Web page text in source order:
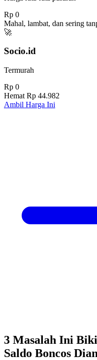
Rp 0
Mahal, lambat, dan sering
🚀
Socio.id
Termurah
Rp 0
Hemat Rp 44.982
Ambil Harga Ini
3 Masalah Ini
Saldo Boncos